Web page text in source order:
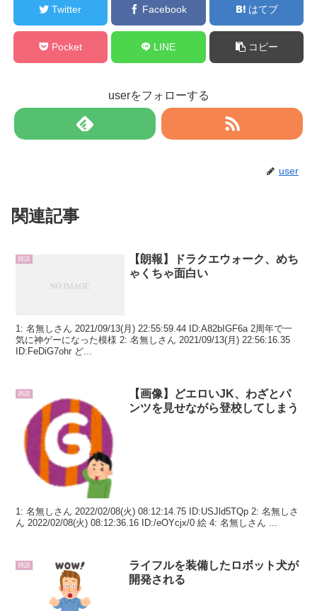
Twitter Facebook はてブ
Pocket LINE コピー
userをフォローする
user
関連記事
雑談
【朗報】ドラクエウォーク、めち
ゃくちゃ面白い
1: 名無しさん 2021/09/13(月) 22:55:59.44 ID:A82bIGF6a 2周年で一
気に神ゲーになった模様 2: 名無しさん 2021/09/13(月) 22:56:16.35
ID:FeDiG7ohr ど...
雑談
【画像】どエロいJK、わざとパ
ンツを見せながら登校してしまう
1: 名無しさん 2022/02/08(火) 08:12:14.75 ID:USJld5TQp 2: 名無しさ
ん 2022/02/08(火) 08:12:36.16 ID:/eOYcjx/0 絵 4: 名無しさん ...
雑談
ライフルを装備したロボット犬が
開発される